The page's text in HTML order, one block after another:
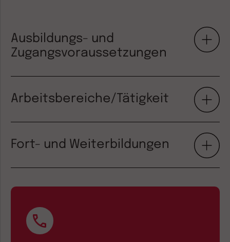
Ausbildungs- und
Zugangsvoraussetzungen
Arbeitsbereiche/Tätigkeit
Fort- und Weiterbildungen